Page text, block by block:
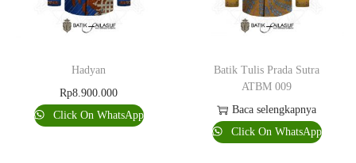
Hadyan
Rp8.900.000
Click On WhatsApp
Batik Tulis Prada Sutra
ATBM 009
Baca selengkapnya
Click On WhatsApp